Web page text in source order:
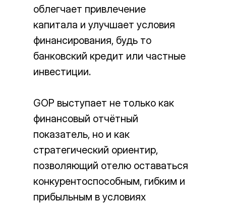
облегчает привлечение
капитала и улучшает условия
финансирования, будь то
банковский кредит или частные
инвестиции.
GOP выступает не только как
финансовый отчётный
показатель, но и как
стратегический ориентир,
позволяющий отелю оставаться
конкурентоспособным, гибким и
прибыльным в условиях